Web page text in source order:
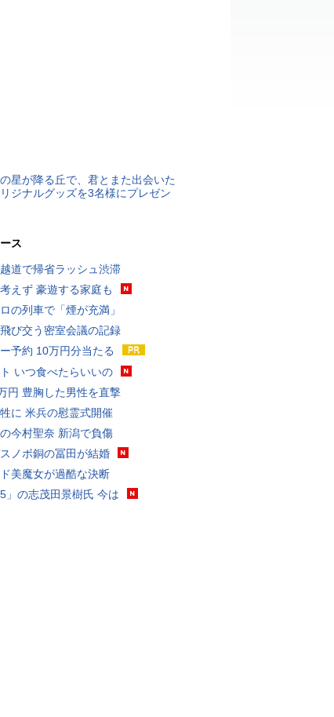
星が降る丘で、君とまた出会いた
ジナルグッズを3名様にプレゼン
ス
道で帰省ラッシュ渋滞
えず 豪遊する家庭も
の列車で「煙が充満」
び交う密室会議の記録
予約 10万円分当たる
いつ食べたらいいの
円 豊胸した男性を直撃
に 米兵の慰霊式開催
今村聖奈 新潟で負傷
ノボ銅の冨田が結婚
美魔女が過酷な決断
5」の志茂田景樹氏 今は